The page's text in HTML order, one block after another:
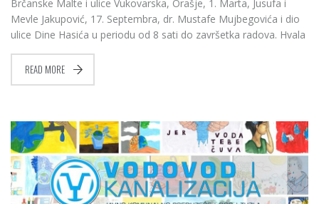
Brčanske Malte i ulice Vukovarska, Orašje, 1. Marta, Jusufa i
Mevle Jakupović, 17. Septembra, dr. Mustafe Mujbegovića i dio
ulice Dine Hasića u periodu od 8 sati do završetka radova. Hvala
READ MORE